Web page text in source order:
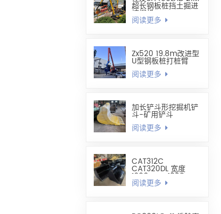
超长钢板桩挡土掘进
挖掘机
阅读更多
Zx520 19.8m改进型
U型钢板桩打桩臂
阅读更多
加长铲斗形挖掘机铲
斗-矿用铲斗
阅读更多
CAT312C
CAT320DL 宽度
1200mm-1300mm
调平铲斗
阅读更多